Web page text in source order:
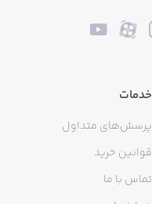
خدمات
پرسش‌های متداول
قوانین خرید
تماس با ما